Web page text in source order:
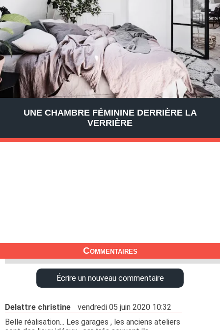
UNE CHAMBRE FÉMININE DERRIÈRE LA
VERRIÈRE
Commentaires
Écrire un nouveau commentaire
Delattre christine
vendredi 05 juin 2020 10:32
Belle réalisation... Les garages , les anciens ateliers